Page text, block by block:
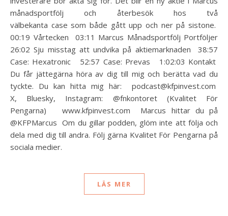
månadsportfölj och återbesök hos två
välbekanta case som både gått upp och ner på sistone.
00:19 Vårtecken 03:11 Marcus Månadsportfölj Portföljer
26:02 Sju misstag att undvika på aktiemarknaden 38:57
Case: Hexatronic 52:57 Case: Prevas 1:02:03 Kontakt
Du får jättegärna höra av dig till mig och berätta vad du
tyckte. Du kan hitta mig här: podcast@kfpinvest.com
X, Bluesky, Instagram: @fnkontoret (Kvalitet För
Pengarna) www.kfpinvest.com Marcus hittar du på
@KFPMarcus Om du gillar podden, glöm inte att följa och
dela med dig till andra. Följ gärna Kvalitet För Pengarna på
sociala medier.
LÄS MER